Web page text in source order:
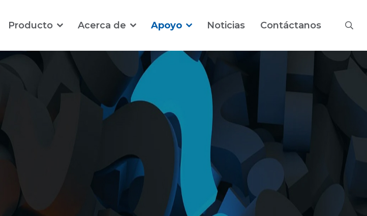
Producto Acerca de Apoyo Noticias Contáctanos